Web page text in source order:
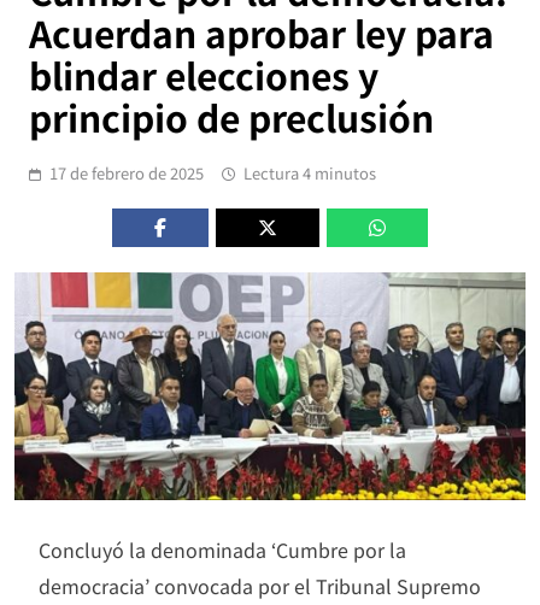
Acuerdan aprobar ley para
blindar elecciones y
principio de preclusión
17 de febrero de 2025 Lectura 4 minutos
Concluyó la denominada ‘Cumbre por la
democracia’ convocada por el Tribunal Supremo